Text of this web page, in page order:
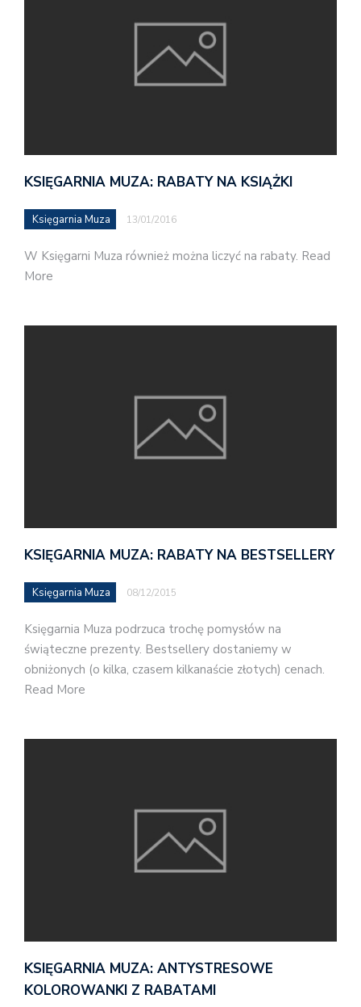
KSIĘGARNIA MUZA: RABATY NA KSIĄŻKI
Księgarnia Muza 13/01/2016
W Księgarni Muza również można liczyć na rabaty. Read
More
KSIĘGARNIA MUZA: RABATY NA BESTSELLERY
Księgarnia Muza 08/12/2015
Księgarnia Muza podrzuca trochę pomysłów na
świąteczne prezenty. Bestsellery dostaniemy w
obniżonych (o kilka, czasem kilkanaście złotych) cenach.
Read More
KSIĘGARNIA MUZA: ANTYSTRESOWE
KOLOROWANKI Z RABATAMI